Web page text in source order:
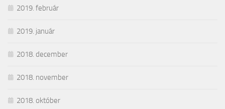
2019. február
2019. január
2018. december
2018. november
2018. október